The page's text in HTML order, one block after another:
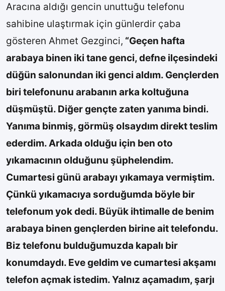
Aracına aldığı gencin unuttuğu telefonu
sahibine ulaştırmak için günlerdir çaba
gösteren Ahmet Gezginci, “Geçen hafta
arabaya binen iki tane genci, defne ilçesindeki
düğün salonundan iki genci aldım. Gençlerden
biri telefonunu arabanın arka koltuğuna
düşmüştü. Diğer gençte zaten yanıma bindi.
Yanıma binmiş, görmüş olsaydım direkt teslim
ederdim. Arkada olduğu için ben oto
yıkamacının olduğunu şüphelendim.
Cumartesi günü arabayı yıkamaya vermiştim.
Çünkü yıkamacıya sorduğumda böyle bir
telefonum yok dedi. Büyük ihtimalle de benim
arabaya binen gençlerden birine ait telefondu.
Biz telefonu bulduğumuzda kapalı bir
konumdaydı. Eve geldim ve cumartesi akşamı
telefon açmak istedim. Yalnız açamadım, şarjı